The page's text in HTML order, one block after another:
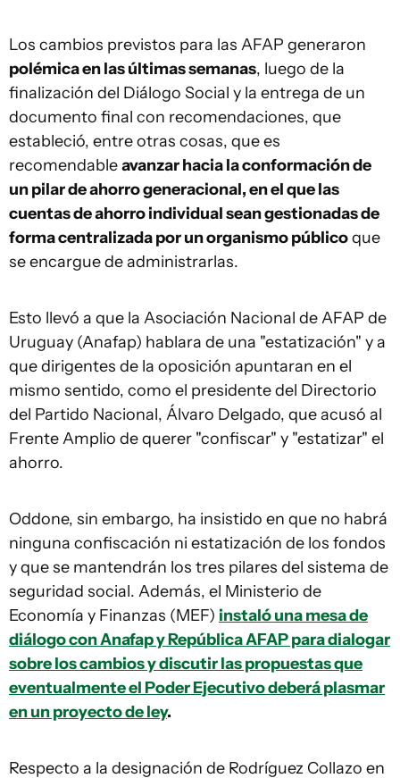
Los cambios previstos para las AFAP generaron
polémica en las últimas semanas, luego de la
finalización del Diálogo Social y la entrega de un
documento final con recomendaciones, que
estableció, entre otras cosas, que es
recomendableavanzar hacia la conformación de
un pilar de ahorro generacional, en el que las
cuentas de ahorro individual sean gestionadas de
forma centralizada por un organismo públicoque
se encargue de administrarlas.
Esto llevó a que la Asociación Nacional de AFAP de
Uruguay (Anafap) hablara de una "estatización" y a
que dirigentes de la oposición apuntaran en el
mismo sentido, como el presidente del Directorio
del Partido Nacional, Álvaro Delgado, que acusó al
Frente Amplio de querer "confiscar" y "estatizar" el
ahorro.
Oddone, sin embargo, ha insistido en que no habrá
ninguna confiscación ni estatización de los fondos
y que se mantendrán los tres pilares del sistema de
seguridad social. Además, el Ministerio de
Economía y Finanzas (MEF) instaló una mesa de
diálogo con Anafap y República AFAP para dialogar
sobre los cambios y discutir las propuestas que
eventualmente el Poder Ejecutivo deberá plasmar
en un proyecto de ley.
Respecto a la designación de Rodríguez Collazo en